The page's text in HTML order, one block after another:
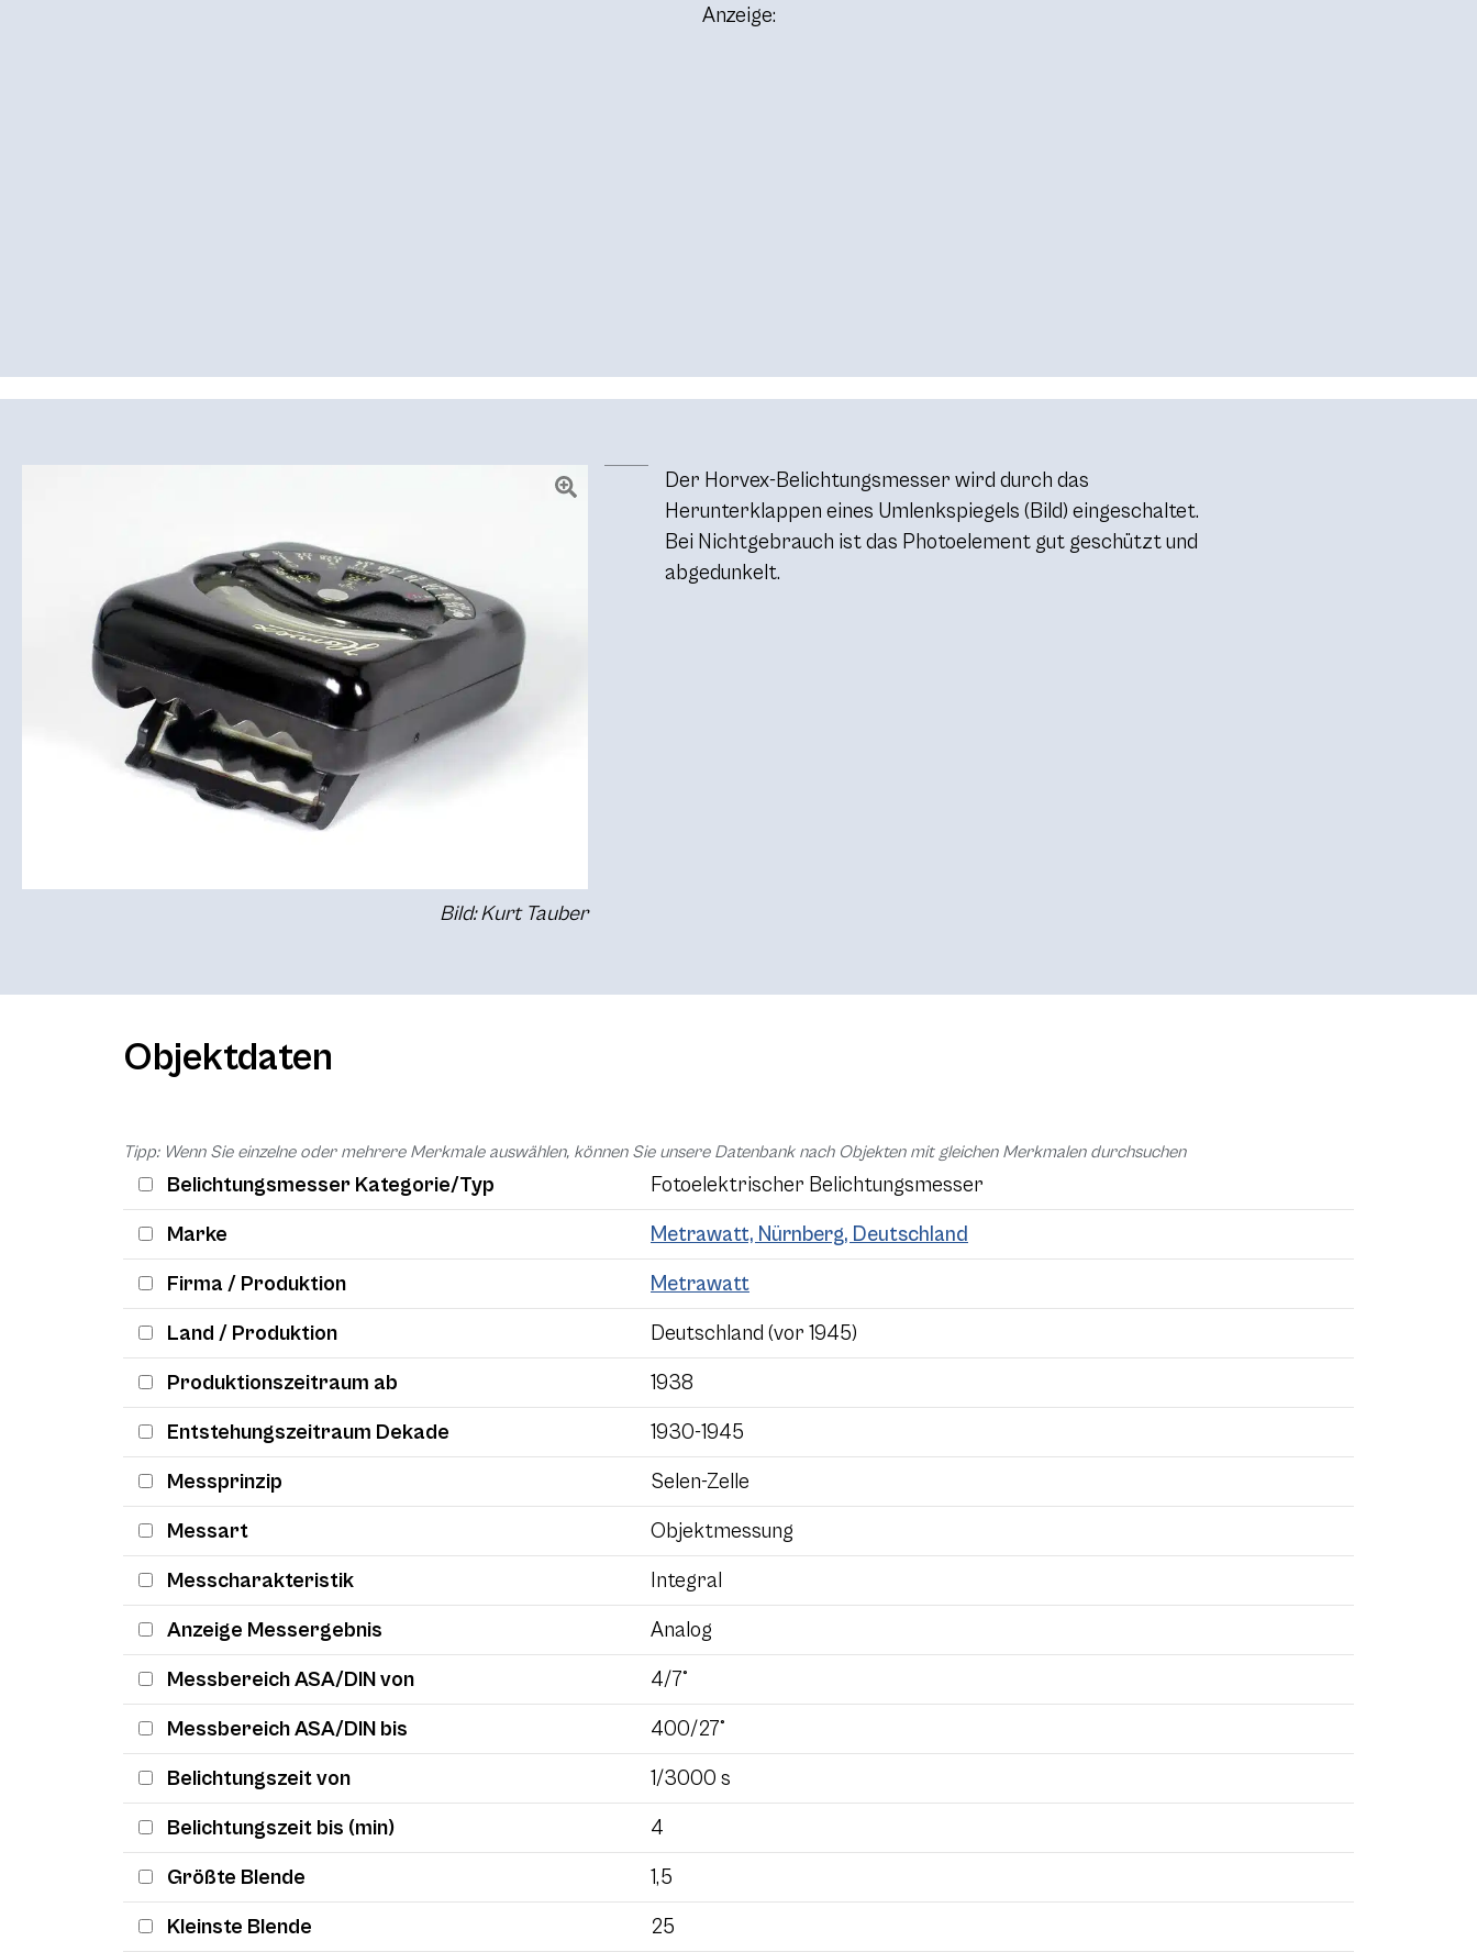
Anzeige:
Bild: Kurt Tauber
Der Horvex-Belichtungsmesser wird durch das
Herunterklappen eines Umlenkspiegels (Bild) eingeschaltet.
Bei Nichtgebrauch ist das Photoelement gut geschützt und
abgedunkelt.
Objektdaten
Tipp: Wenn Sie einzelne oder mehrere Merkmale auswählen, können Sie unsere Datenbank nach Objekten mit gleichen Merkmalen durchsuchen
Belichtungsmesser Kategorie/Typ Fotoelektrischer Belichtungsmesser
Marke Metrawatt, Nürnberg, Deutschland
Firma / Produktion Metrawatt
Land / Produktion Deutschland (vor 1945)
Produktionszeitraum ab 1938
Entstehungszeitraum Dekade 1930-1945
Messprinzip Selen-Zelle
Messart Objektmessung
Messcharakteristik Integral
Anzeige Messergebnis Analog
Messbereich ASA/DIN von 4/7°
Messbereich ASA/DIN bis 400/27°
Belichtungszeit von 1/3000 s
Belichtungszeit bis (min) 4
Größte Blende 1,5
Kleinste Blende 25